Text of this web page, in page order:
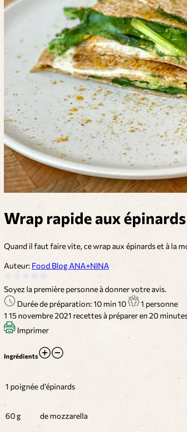
Wrap rapide aux
Quand il faut faire vite, ce wrap aux épinards et à la
Auteur: Food Blog ANA+NINA
Soyez la première personne à donner votre avis.
Durée de préparation: 10 min 10
1 personne
1 15 novembre 2021 recettes à préparer en 20
Imprimer
Ingrédients
1 poignée d’épinards
60 g de mozzarella